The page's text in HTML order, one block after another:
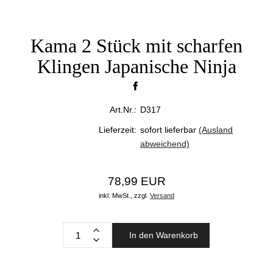
Kama 2 Stück mit scharfen
Klingen Japanische Ninja
Art.Nr.: D317
Lieferzeit: sofort lieferbar (Ausland
abweichend)
78,99 EUR
inkl. MwSt., zzgl. Versand
In den Warenkorb